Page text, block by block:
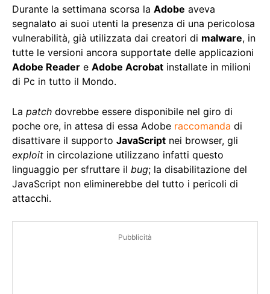
Durante la settimana scorsa la Adobe aveva
segnalato ai suoi utenti la presenza di una pericolosa
vulnerabilità, già utilizzata dai creatori di malware, in
tutte le versioni ancora supportate delle applicazioni
Adobe Reader e Adobe Acrobat installate in milioni
di Pc in tutto il Mondo.
La patch dovrebbe essere disponibile nel giro di
poche ore, in attesa di essa Adobe raccomanda di
disattivare il supporto JavaScript nei browser, gli
exploit in circolazione utilizzano infatti questo
linguaggio per sfruttare il bug; la disabilitazione del
JavaScript non eliminerebbe del tutto i pericoli di
attacchi.
Pubblicità